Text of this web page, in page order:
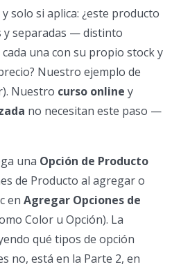
solo si aplica: ¿este producto
y separadas — distinto
una con su propio stock y
Nuestro ejemplo de
Nuestro curso online y
no necesitan este paso —
una Opción de Producto
de Producto al agregar o
en Agregar Opciones de
Color u Opción). La
qué tipos de opción
no, está en la Parte 2, en